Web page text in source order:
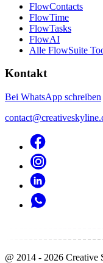
FlowContacts
FlowTime
FlowTasks
FlowAI
Alle FlowSuite
Kontakt
Bei WhatsApp schreiben
@ 2014 - 2026 Creative